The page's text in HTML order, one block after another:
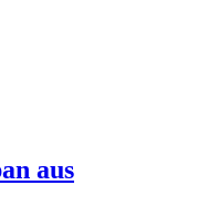
aus